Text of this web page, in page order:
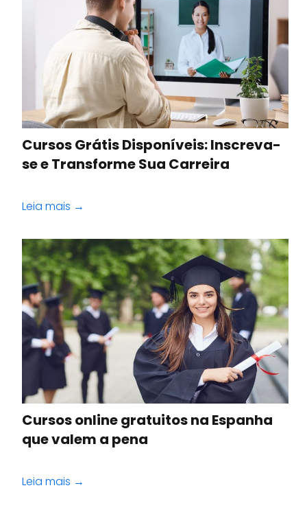
Cursos Grátis Disponíveis: Inscreva-
se e Transforme Sua Carreira
Leia mais →
Cursos online gratuitos na Espanha
que valem a pena
Leia mais →